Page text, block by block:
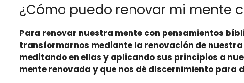
¿Cómo puedo renovar mi mente
Para renovar nuestra mente con pensamientos
transformarnos mediante la renovación de
meditandoen ellas y aplicandosus principios a
mente renovada y que nos dé discernimiento para